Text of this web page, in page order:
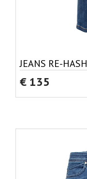
JEANS RE-HASH
€ 135